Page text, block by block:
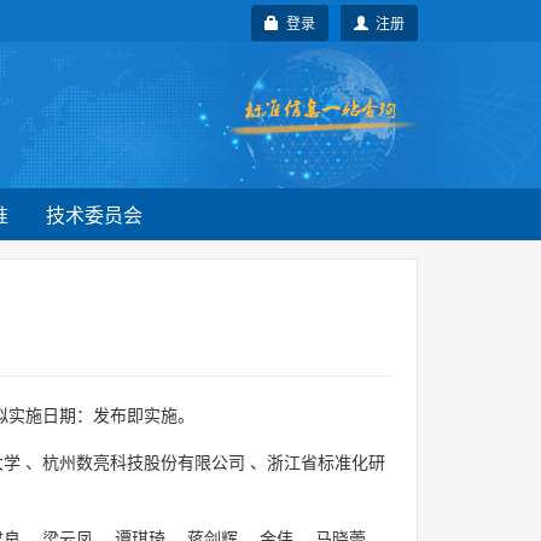
注册
登录
技术委员会
实施日期：发布即实施。
学 、 杭州数亮科技股份有限公司 、 浙江省标准化研